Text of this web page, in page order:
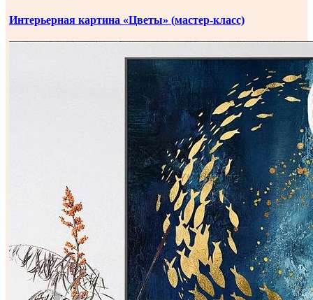
Интерьерная картина «Цветы» (мастер-класс)